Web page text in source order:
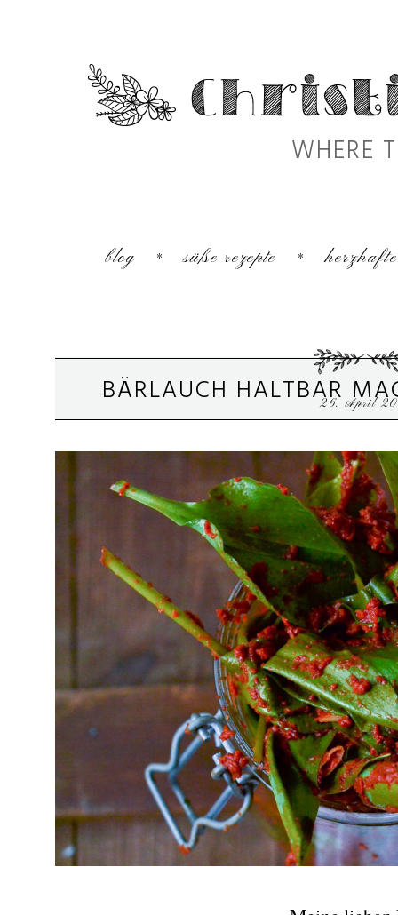
WHERE
blog süße rezepte
BÄRLAUCH HALTBAR
26. April